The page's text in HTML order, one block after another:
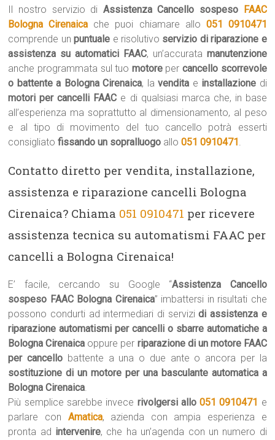
Il nostro servizio di Assistenza Cancello sospeso FAAC
Bologna Cirenaica che puoi chiamare allo 051 0910471
comprende unpuntuale e risolutivo servizio di riparazione e
assistenza su automatici FAAC, un’accurata manutenzione
anche programmata sul tuo motoreper cancello scorrevole
o battente a Bologna Cirenaica, lavendita e installazione di
motori per cancelli FAAC e di qualsiasi marca che, in base
all’esperienza ma soprattutto al dimensionamento, al peso
e al tipo di movimento del tuo cancello potrà esserti
consigliatofissando un sopralluogo allo051 0910471.
Contatto diretto per vendita, installazione,
assistenza e riparazione cancelli Bologna
Cirenaica? Chiama 051 0910471 per ricevere
assistenza tecnica su automatismi FAAC per
cancelli a Bologna Cirenaica!
E’ facile, cercando su Google “Assistenza Cancello
sospeso FAAC Bologna Cirenaica” imbattersi in risultati che
possono condurti ad intermediari di servizidi assistenza e
riparazione automatismi per cancelli o sbarre automatiche a
Bologna Cirenaica oppure per riparazione di un motore FAAC
per cancello battente a una o due ante o ancora per la
sostituzione di un motore per una basculante automatica a
Bologna Cirenaica.
Più semplice sarebbe invece rivolgersi allo051 0910471 e
parlare con Amatica, azienda con ampia esperienza e
pronta ad intervenire, che ha un’agenda con un numero di